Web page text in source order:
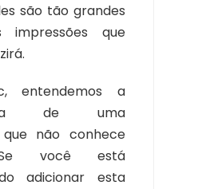
são tão grandes
impressões que
entendemos a
de uma
que não conhece
você está
adicionar esta